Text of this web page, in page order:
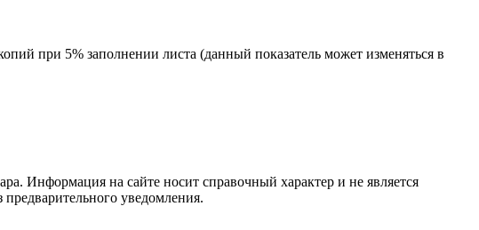
при 5% заполнении листа (данный показатель может изменяться в
Информация на сайте носит справочный характер и не является
уведомления.